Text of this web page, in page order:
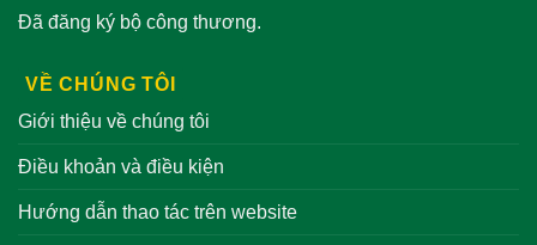
Đã đăng ký bộ công thương.
VỀ CHÚNG TÔI
Giới thiệu về chúng tôi
Điều khoản và điều kiện
Hướng dẫn thao tác trên website